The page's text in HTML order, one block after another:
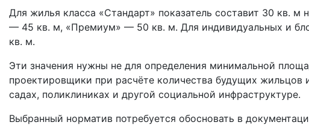
Для жилья класса «Стандарт» показатель составит 30 кв.
— 45 кв. м, «Премиум» — 50 кв. м. Для индивидуальных и
кв. м.
Эти значения нужны не для определения минимальной
проектировщики при расчёте количества будущих жильцов
садах, поликлиниках и другой социальной инфраструктуре.
Выбранный норматив потребуется обосновать в